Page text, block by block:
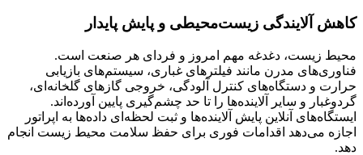
کاهش آلایندگی زیست‌محیطی و پایش پایدار
محیط زیست، دغدغه مهم امروز و فردای هر صنعت است.
فناوری‌های مدرن مانند فیلترهای غباری، سیستم‌های بازیابی
حرارت و دستگاه‌های کنترل آلودگی، خروجی گازهای گلخانه‌ای،
گردوغبار و سایر آلاینده‌ها را تا حد چشم‌گیری پایین آورده‌اند.
ایستگاه‌های آنلاین پایش آلاینده‌ها و ثبت لحظه‌ای داده‌ها به اپراتور
اجازه می‌دهد اقدامات فوری برای حفظ سلامت محیط زیست انجام
دهد.